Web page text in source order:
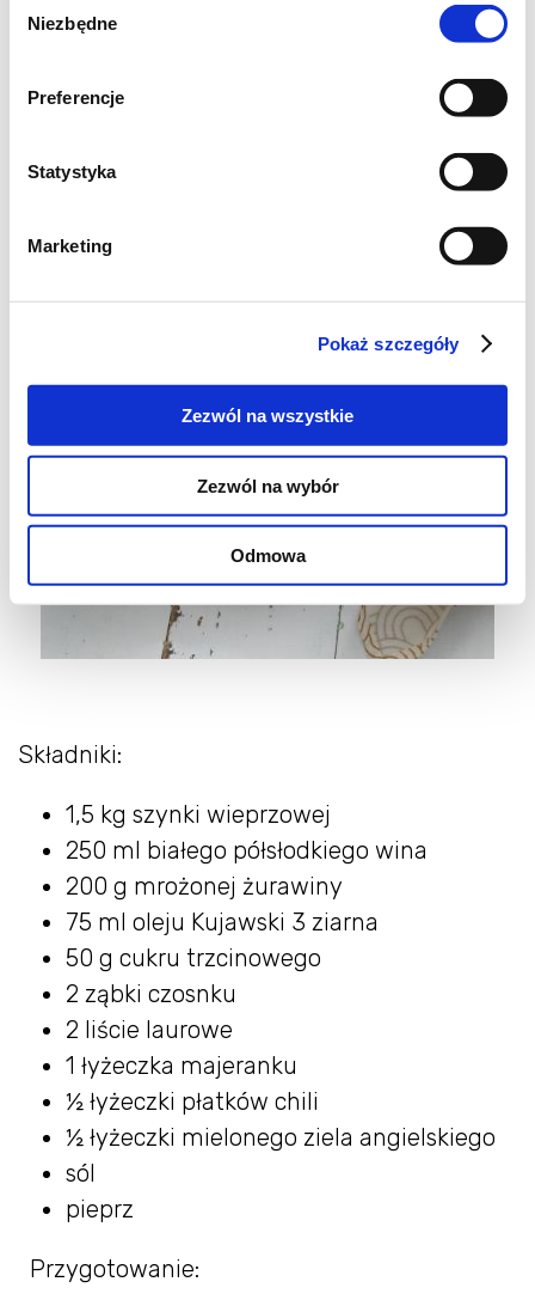
zgody
Niezbędne
Preferencje
Statystyka
Marketing
Pokaż szczegóły
Zezwól na wszystkie
Zezwól na wybór
Odmowa
Składniki:
1,5 kg szynki wieprzowej
250 ml białego półsłodkiego wina
200 g mrożonej żurawiny
75 ml oleju Kujawski 3 ziarna
50 g cukru trzcinowego
2 ząbki czosnku
2 liście laurowe
1 łyżeczka majeranku
½ łyżeczki płatków chili
½ łyżeczki mielonego ziela angielskiego
sól
pieprz
Przygotowanie: